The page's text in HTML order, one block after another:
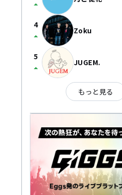
arrow_drop_up
4
arrow_drop_up Zoku
5
arrow_drop_up JUGEM.
もっと見る